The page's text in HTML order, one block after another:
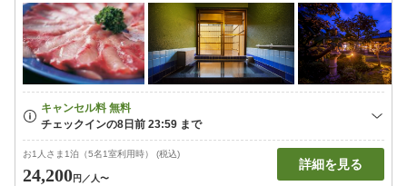
お1人さま1泊（5名1室利用時） (税込)
24,200円 ／人〜
詳細を見る